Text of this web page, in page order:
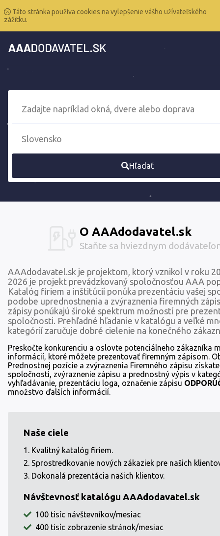
Táto stránka používa cookies na vylepšenie vášho užívateľského
zážitku.
Hľadať
O AAAdodavatel.sk
Staňte sa hviezdnym
AAAdodavatel.sk je projektom, ktorý vznikol v roku
2026 je projekt prevádzkovaný spoločnosťou AAA
Katalóg firiem a inštitúcií ponúka prezentáciu vašej
podobe uprednostnenia a zvýraznenia firemných
zápisy ponúkajú široké spektrum možností pre
spoločnosti. Prehľadné hľadanie v katalógu a veľké
kategórií zaručuje dobré cielenie na konečného
Preskočte konkurenciu a oslovte potenciálneho zákazníka
informácií, ktoré môžete prezentovať firemným zápisom.
Prednostnej pozície a zvýraznenia Firemného zápisu
spoločnosti, zvýraznenie zápisu a prednostný výpis v
vyhľadávanie, prezentáciu loga, označenie zápisu
množstvo ďalších informácií.
Naše ciele
Kvalitný katalóg firiem.
Sprostredkovanie nových zákaziek pre našich
Dokonalá prezentácia našich klientov.
Návštevnosť katalógu AAAdodavatel.sk
100 tisíc návštevníkov/mesiac
400 tisíc zobrazenie stránok/mesiac